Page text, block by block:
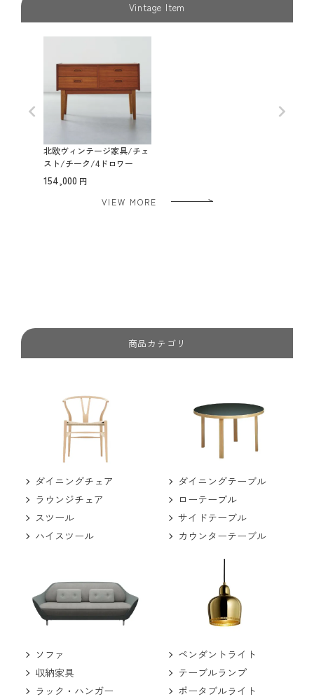
Vintage Item
北欧ヴィンテージ家具/チェ
スト/チーク/4ドロワー
154,000
VIEW MORE
商品カテゴリ
ダイニングチェア
ラウンジチェア
スツール
ハイスツール
ダイニングテーブル
ローテーブル
サイドテーブル
カウンターテーブル
ソファ
収納家具
ラック・ハンガー
ペンダントライト
テーブルランプ
ポータブルライト